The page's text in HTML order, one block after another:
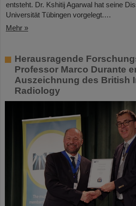
entsteht. Dr. Kshitij Agarwal hat seine
Universität Tübingen vorgelegt.…
Mehr »
Herausragende
Professor Marco Durante
Auszeichnung des British
Radiology